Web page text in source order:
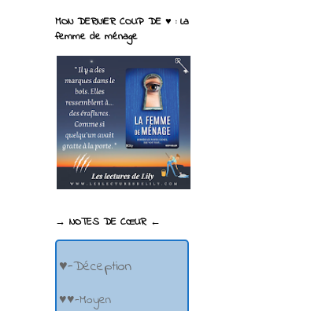
MON DERNIER COUP DE ♥ : La
femme de ménage
→ NOTES DE CŒUR ←
♥-Déception
♥♥-Moyen